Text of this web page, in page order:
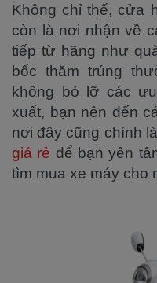
Không chỉ thế, cửa
còn là nơi nhận về
tiếp từ hãng như
bốc thăm trúng
không bỏ lỡ các
xuất, bạn nên đến
nơi đây cũng chính là
giá rẻ để bạn yên
tìm mua xe máy cho